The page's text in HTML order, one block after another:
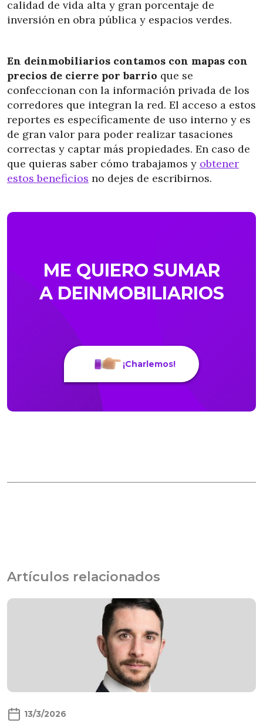
calidad de vida alta y gran porcentaje de
inversión en obra pública y espacios verdes.
En deinmobiliarios contamos con mapas con
precios de cierre por barrio que se
confeccionan con la información privada de los
corredores que integran la red. El acceso a estos
reportes es específicamente de uso interno y es
de gran valor para poder realizar tasaciones
correctas y captar más propiedades. En caso de
que quieras saber cómo trabajamos y obtener
estos beneficios no dejes de escribirnos.
ME QUIERO SUMAR
A DEINMOBILIARIOS
¡Charlemos!
Artículos relacionados
13/3/2026